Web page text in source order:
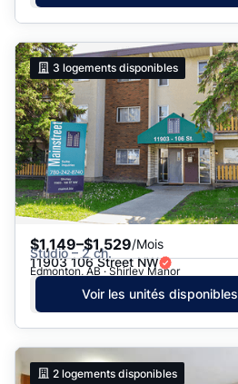
3 logements disponibles
$1,149–$1,529/Mois
Studio – 2 ch.
11903 106 Street NW
Edmonton, AB · Shirley Manor
Voir les unités disponibles
2 logements disponibles